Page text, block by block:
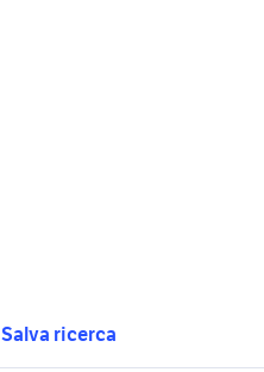
Salva ricerca